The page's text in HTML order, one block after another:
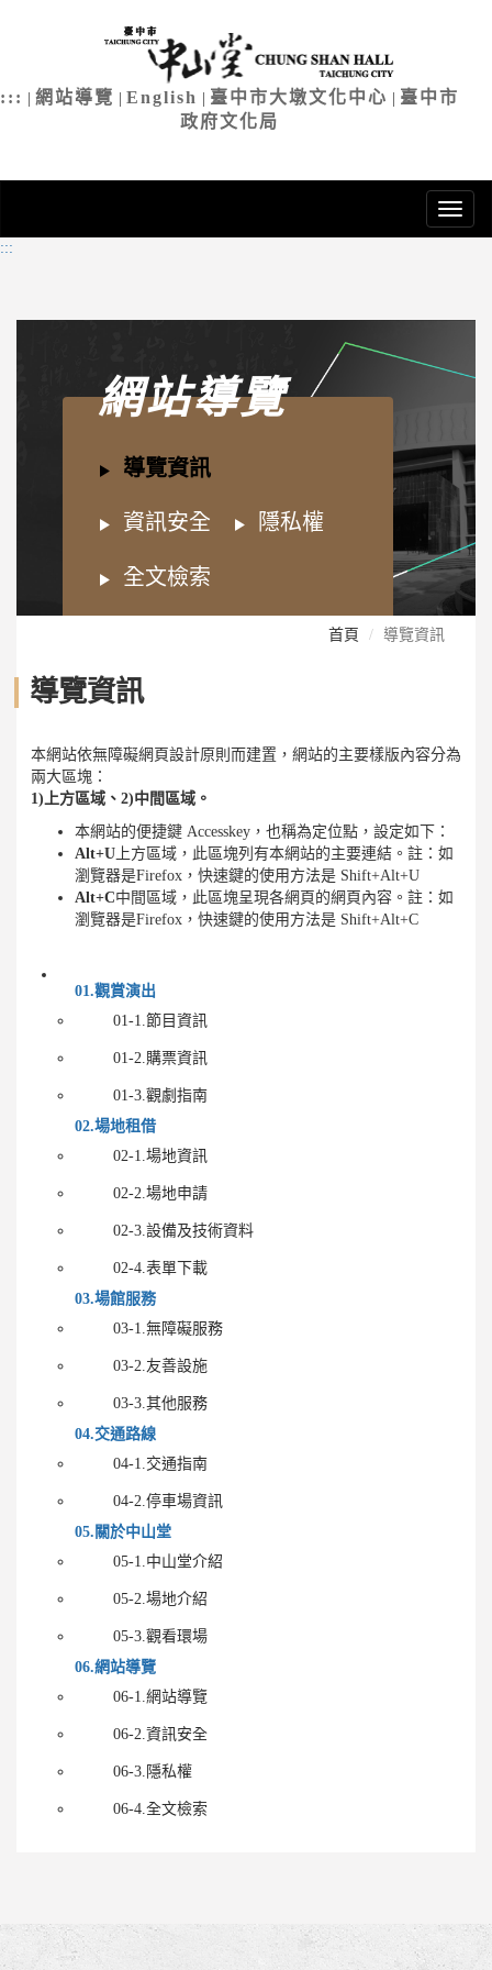
要
::: |網站導覽 |English 臺中市大墩文化中心
臺中市
政府文化局
:::
網站導覽
導覽資訊
資訊安全 隱私權
全文檢索
首頁 導覽資訊
導覽資訊
本網站依無障礙網頁設計原則而建置，網站的主要樣版內容分為
兩大區塊：
1)上方區域、2)中間區域。
本網站的便捷鍵 Accesskey，也稱為定位點，設定如下：
Alt+U上方區域，此區塊列有本網站的主要連結。註：如
瀏覽器是Firefox，快速鍵的使用方法是 Shift+Alt+U
Alt+C中間區域，此區塊呈現各網頁的網頁內容。註：如
瀏覽器是Firefox，快速鍵的使用方法是 Shift+Alt+C
01.觀賞演出
01-1.節目資訊
01-2.購票資訊
01-3.觀劇指南
02.場地租借
02-1.場地資訊
02-2.場地申請
02-3.設備及技術資料
02-4.表單下載
03.場館服務
03-1.無障礙服務
03-2.友善設施
03-3.其他服務
04.交通路線
04-1.交通指南
04-2.停車場資訊
05.關於中山堂
05-1.中山堂介紹
05-2.場地介紹
05-3.觀看環場
06.網站導覽
06-1.網站導覽
06-2.資訊安全
06-3.隱私權
06-4.全文檢索